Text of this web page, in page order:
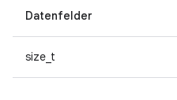
Datenfelder
size_t